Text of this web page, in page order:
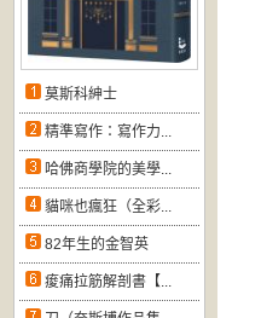
莫斯科紳士
精準寫作：寫作力...
哈佛商學院的美學...
貓咪也瘋狂（全彩...
82年生的金智英
痠痛拉筋解剖書【...